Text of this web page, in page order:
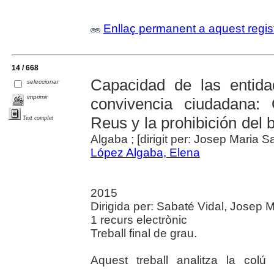
Enllaç permanent a aquest
14 / 668
seleccionar
imprimir
Text complet
Capacidad de las
convivencia
Reus y la prohibición del
Algaba ; [dirigit per: Josep Maria
López Algaba, Elena
2015
Dirigida per: Sabaté Vidal, Josep
1 recurs electrònic
Treball final de grau.
Aquest treball analitza la